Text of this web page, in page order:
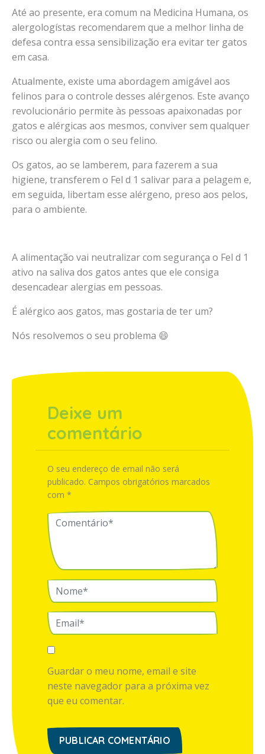
Até ao presente, era comum na Medicina Humana, os
alergologístas recomendarem que a melhor linha de
defesa contra essa sensibilização era evitar ter gatos
em casa.
Atualmente, existe uma abordagem amigável aos
felinos para o controle desses alérgenos. Este avanço
revolucionário permite às pessoas apaixonadas por
gatos e alérgicas aos mesmos, conviver sem qualquer
risco ou alergia com o seu felino.
Os gatos, ao se lamberem, para fazerem a sua
higiene, transferem o Fel d 1 salivar para a pelagem e,
em seguida, libertam esse alérgeno, preso aos pelos,
para o ambiente.
A alimentação vai neutralizar com segurança o Fel d 1
ativo na saliva dos gatos antes que ele consiga
desencadear alergias em pessoas.
É alérgico aos gatos, mas gostaria de ter um?
Nós resolvemos o seu problema 😄
Deixe um
comentário
O seu endereço de email não será
publicado. Campos obrigatórios marcados
com *
Guardar o meu nome, email e site
neste navegador para a próxima vez
que eu comentar.